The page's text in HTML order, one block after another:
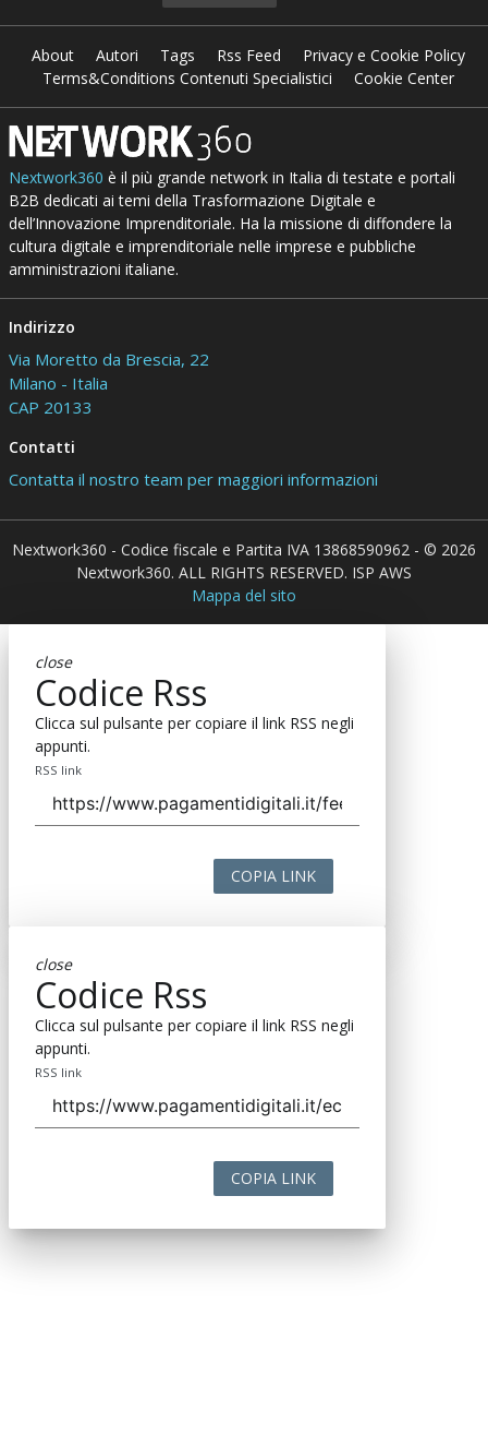
About Autori Tags Rss Feed
Privacy e Cookie Policy
Terms&Conditions Contenuti Specialistici
Cookie Center
Nextwork360 è il più grande network in Italia di testate e portali
B2B dedicati ai temi della Trasformazione Digitale e
dell’Innovazione Imprenditoriale. Ha la missione di diffondere la
cultura digitale e imprenditoriale nelle imprese e pubbliche
amministrazioni italiane.
Indirizzo
Via Moretto da Brescia, 22
Milano - Italia
CAP 20133
Contatti
Contatta il nostro team per maggiori informazioni
Nextwork360 - Codice fiscale e Partita IVA 13868590962 - © 2026
Nextwork360. ALL RIGHTS RESERVED. ISP AWS
Mappa del sito
close
Codice Rss
Clicca sul pulsante per copiare il link RSS negli
appunti.
RSS link
COPIA LINK
close
Codice Rss
Clicca sul pulsante per copiare il link RSS negli
appunti.
RSS link
COPIA LINK